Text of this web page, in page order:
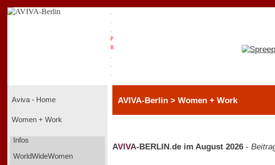
P
R
Aviva - Home
Women + Work
Infos
WorldWideWomen
AVIVA-Berlin > Women + Work
AV VA-BERLIN.de im August 2026 -